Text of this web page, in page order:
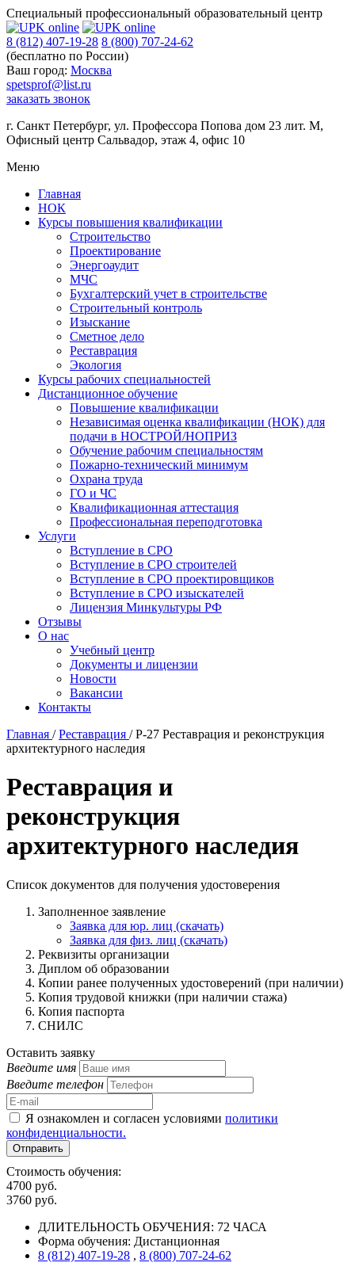
Специальный профессиональный образовательный центр
8 (812) 407-19-28 8 (800) 707-24-62
(бесплатно по России)
Ваш город: Москва
spetsprof@list.ru
заказать звонок
г. Санкт Петербург, ул. Профессора Попова дом 23 лит. М,
Офисный центр Сальвадор, этаж 4, офис 10
Меню
Главная
НОК
Курсы повышения квалификации
Строительство
Проектирование
Энергоаудит
МЧС
Бухгалтерский учет в строительстве
Строительный контроль
Изыскание
Сметное дело
Реставрация
Экология
Курсы рабочих специальностей
Дистанционное обучение
Повышение квалификации
Независимая оценка квалификации (НОК) для
подачи в НОСТРОЙ/НОПРИЗ
Обучение рабочим специальностям
Пожарно-технический минимум
Охрана труда
ГO и ЧС
Квалификационная аттестация
Профессиональная переподготовка
Услуги
Вступление в СРО
Вступление в СРО строителей
Вступление в СРО проектировщиков
Вступление в СРО изыскателей
Лицензия Минкультуры РФ
Отзывы
О нас
Учебный центр
Документы и лицензии
Новости
Вакансии
Контакты
Главная /Реставрация /Р-27 Реставрация и реконструкция
архитектурного наследия
Реставрация и
реконструкция
архитектурного наследия
Список документов для получения удостоверения
Заполненное заявление
Заявка для юр. лиц (скачать)
Заявка для физ. лиц (скачать)
Реквизиты организации
Диплом об образовании
Копии ранее полученных удостоверений (при наличии)
Копия трудовой книжки (при наличии стажа)
Копия паспорта
СНИЛС
Оставить заявку
Введите имя
Введите телефон
Я ознакомлен и согласен условиями политики
конфиденциальности.
Отправить
Стоимость обучения:
4700 руб.
3760 руб.
ДЛИТЕЛЬНОСТЬ ОБУЧЕНИЯ: 72 ЧАСА
Форма обучения: Дистанционная
8 (812) 407-19-28 , 8 (800) 707-24-62